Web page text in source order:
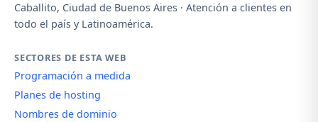
Caballito, Ciudad de Buenos Aires · Atención a clientes en
todo el país y Latinoamérica.
SECTORES DE ESTA WEB
Programación a medida
Planes de hosting
Nombres de dominio